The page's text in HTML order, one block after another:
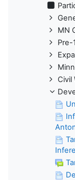
MN
Pre-
Civil